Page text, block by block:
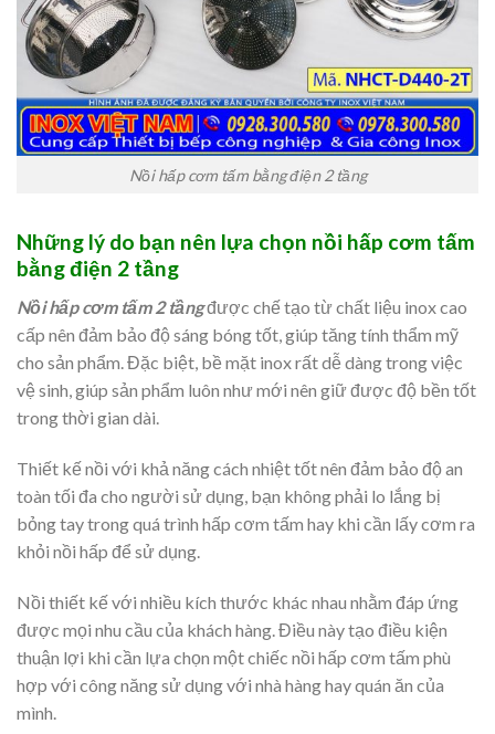
Nồi hấp cơm tấm bằng điện 2 tầng
Những lý do bạn nên lựa chọn nồi hấp cơm tấm
bằng điện 2 tầng
Nồi hấp cơm tấm 2 tầngđược chế tạo từ chất liệu inox cao
cấp nên đảm bảo độ sáng bóng tốt, giúp tăng tính thẩm mỹ
cho sản phẩm. Đặc biệt, bề mặt inox rất dễ dàng trong việc
vệ sinh, giúp sản phẩm luôn như mới nên giữ được độ bền tốt
trong thời gian dài.
Thiết kế nồi với khả năng cách nhiệt tốt nên đảm bảo độ an
toàn tối đa cho người sử dụng, bạn không phải lo lắng bị
bỏng tay trong quá trình hấp cơm tấm hay khi cần lấy cơm ra
khỏi nồi hấp để sử dụng.
Nồi thiết kế với nhiều kích thước khác nhau nhằm đáp ứng
được mọi nhu cầu của khách hàng. Điều này tạo điều kiện
thuận lợi khi cần lựa chọn một chiếc nồi hấp cơm tấm phù
hợp với công năng sử dụng với nhà hàng hay quán ăn của
mình.